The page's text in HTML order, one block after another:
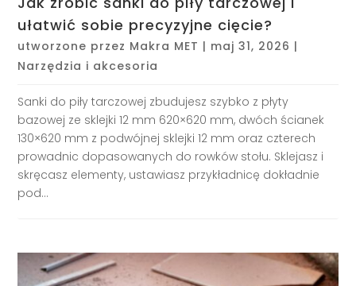
ułatwić sobie precyzyjne cięcie?
utworzone przez Makra MET | maj 31, 2026 |
Narzędzia i akcesoria
Sanki do piły tarczowej zbudujesz szybko z płyty
bazowej ze sklejki 12 mm 620×620 mm, dwóch ścianek
130×620 mm z podwójnej sklejki 12 mm oraz czterech
prowadnic dopasowanych do rowków stołu. Sklejasz i
skręcasz elementy, ustawiasz przykładnicę dokładnie
pod...